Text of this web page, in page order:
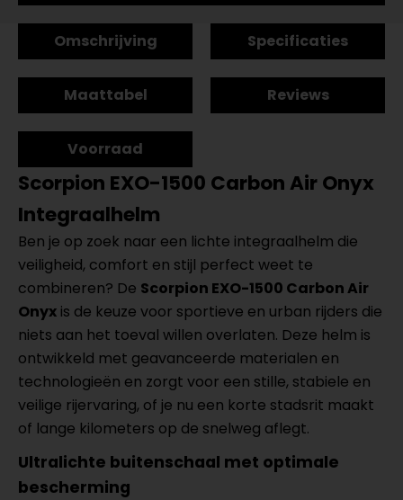
Omschrijving Specificaties
Maattabel Reviews
Voorraad
Scorpion EXO-1500 Carbon Air Onyx
Integraalhelm
Ben je op zoek naar een lichte integraalhelm die
veiligheid, comfort en stijl perfect weet te
combineren? De Scorpion EXO-1500 Carbon Air
Onyx is de keuze voor sportieve en urban rijders die
niets aan het toeval willen overlaten. Deze helm is
ontwikkeld met geavanceerde materialen en
technologieën en zorgt voor een stille, stabiele en
veilige rijervaring, of je nu een korte stadsrit maakt
of lange kilometers op de snelweg aflegt.
Ultralichte buitenschaal met optimale
bescherming